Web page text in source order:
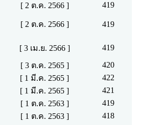
[ 2 ต.ค. 2566 ] 419
[ 2 ต.ค. 2566 ] 419
[ 3 เม.ย. 2566 ]
419
[ 3 ต.ค. 2565 ]
420
[ 1 มี.ค. 2565 ]
422
[ 1 มี.ค. 2565 ]
421
[ 1 ต.ค. 2563 ]
419
[ 1 ต.ค. 2563 ] 418